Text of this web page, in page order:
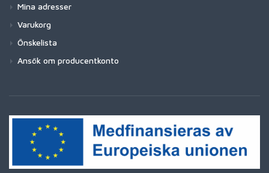
Mina adresser
Varukorg
Önskelista
Ansök om producentkonto